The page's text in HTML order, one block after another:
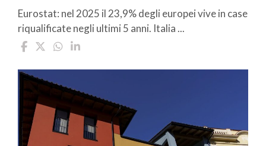
Eurostat: nel 2025 il 23,9% degli europei vive in case
riqualificate negli ultimi 5 anni. Italia ...